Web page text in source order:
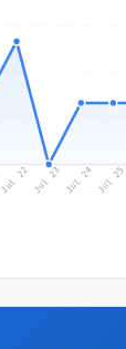
Jul 22 Jul 23 Jul 24 Jul 25